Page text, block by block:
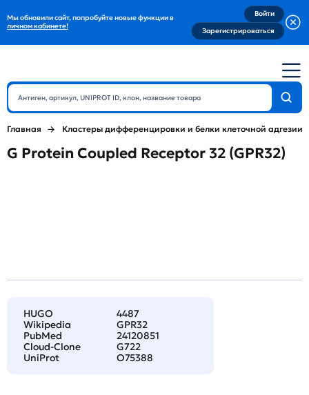
Мы обновили сайт, попробуйте новые функции в
личном кабинете!
Войти
Зарегистрироваться
Главная Кластеры дифференцировки и белки клеточной адгезии
G Protein Coupled Receptor 32 (GPR32)
HUGO
4487
Wikipedia
GPR32
PubMed
24120851
Cloud-Clone
G722
UniProt
O75388